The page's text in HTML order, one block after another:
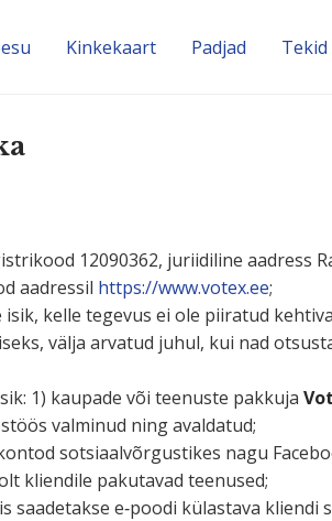
Kinke­kaart Padjad Tekid
12090362, jurii­diline aadress
aadressil https://www.votex.ee;
kelle tegevus ei ole piiratud
välja arvatud juhul, kui nad
1) kaupade või teenuste pakkuja
valminud ning avaldatud;
sotsiaal­võr­gus­tikes nagu
kliendile pakutavad teenused;
saade­takse e‑poodi külastava